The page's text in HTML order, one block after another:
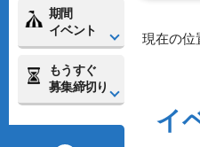
現在の位
イ
期間
イベント
もうすぐ
募集締切り